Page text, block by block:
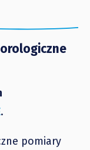
.
pomiary